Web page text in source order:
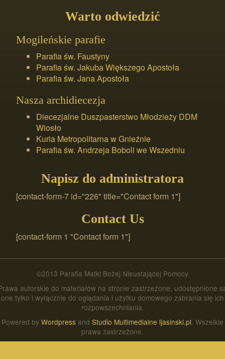
Warto odwiedzić
Mogileńskie parafie
Parafia św. Faustyny
Parafia św. Jakuba Większego Apostoła
Parafia św. Jana Apostoła
Nasza archidiecezja
Diecezjalne Duszpasterstwo Młodzieży DDM
Wiosło
Kuria Metropolitarna w Gnieźnie
Parafia św. Andrzeja Boboli we Wszedniu
Napisz do administratora
[contact-form-7 id="226" title="Contact form 1"]
Contact Us
[contact-form 1 "Contact form 1"]
©2013 Parafia Matki Bożej Nieustającej Pomocy
autorskie do materiałów na stronie zastrzeżone, udostępnione
one tylko i wyłącznie do oglądania i użytku domowego zabrania się ich
rozpowszechniania.
Powered by Wordpress and Studio Multimedialne ljasinski.pl. Wszelkie
prawa zastrzeżone.